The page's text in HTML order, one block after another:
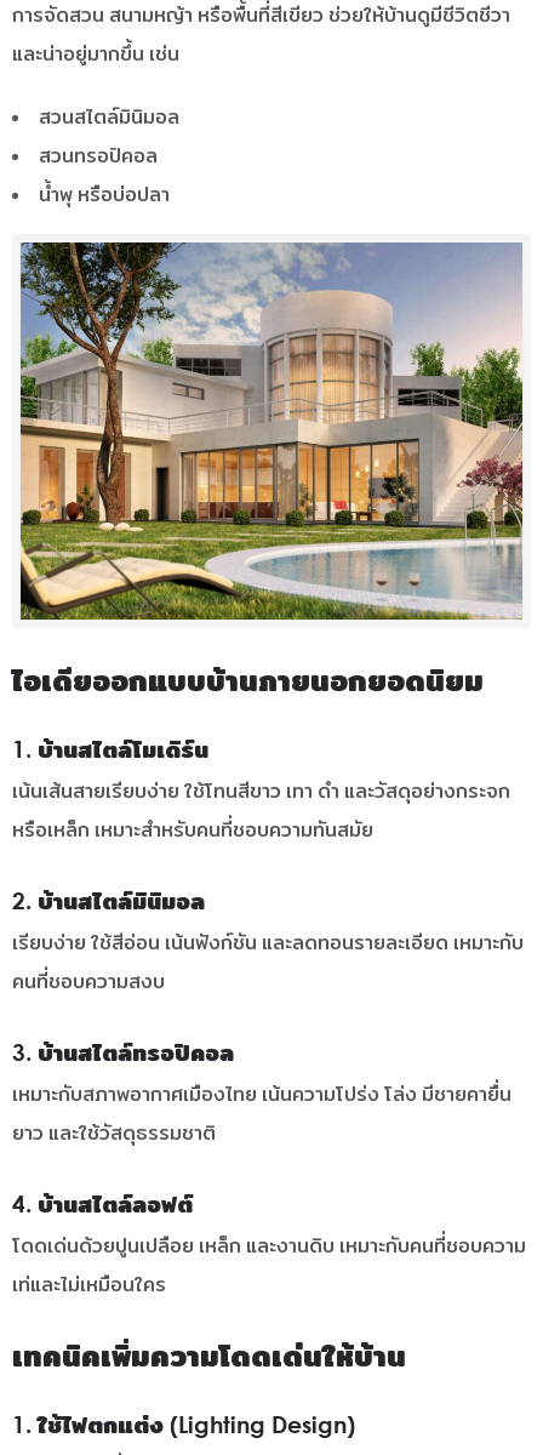
การจัดสวน สนามหญ้า หรือพื้นที่สีเขียว ช่วยให้บ้านดูมีชีวิตชีวา
และน่าอยู่มากขึ้น เช่น
สวนสไตล์มินิมอล
สวนทรอปิคอล
น้ำพุ หรือบ่อปลา
ไอเดียออกแบบบ้านภายนอกยอดนิยม
1. บ้านสไตล์โมเดิร์น
เน้นเส้นสายเรียบง่าย ใช้โทนสีขาว เทา ดำ และวัสดุอย่างกระจก
หรือเหล็ก เหมาะสำหรับคนที่ชอบความทันสมัย
2. บ้านสไตล์มินิมอล
เรียบง่าย ใช้สีอ่อน เน้นฟังก์ชัน และลดทอนรายละเอียด เหมาะกับ
คนที่ชอบความสงบ
3. บ้านสไตล์ทรอปิคอล
เหมาะกับสภาพอากาศเมืองไทย เน้นความโปร่ง โล่ง มีชายคายื่น
ยาว และใช้วัสดุธรรมชาติ
4. บ้านสไตล์ลอฟต์
โดดเด่นด้วยปูนเปลือย เหล็ก และงานดิบ เหมาะกับคนที่ชอบความ
เท่และไม่เหมือนใคร
เทคนิคเพิ่มความโดดเด่นให้บ้าน
1. ใช้ไฟตกแต่ง (Lighting Design)